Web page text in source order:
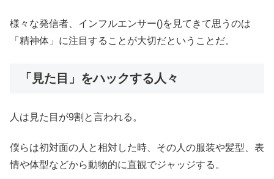
様々な発信者、インフルエンサー()を見てきて思うのは
「精神体」に注目することが大切だということだ。
「見た目」をハックする人々
人は見た目が9割と言われる。
僕らは初対面の人と相対した時、その人の服装や髪型、表
情や体型などから動物的に直観でジャッジする。